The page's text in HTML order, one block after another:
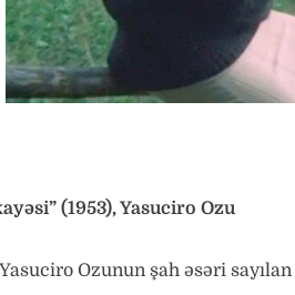
(1953), Yasuciro Ozu
Ozunun şah əsəri